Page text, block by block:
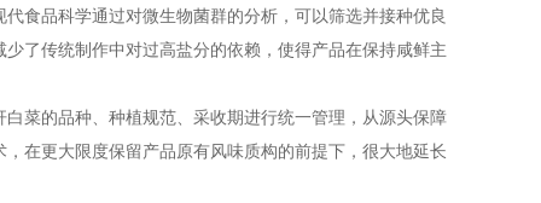
食品科学通过对微生物菌群的分析，可以筛选并接种优良
了传统制作中对过高盐分的依赖，使得产品在保持咸鲜主
的品种、种植规范、采收期进行统一管理，从源头保障
在更大限度保留产品原有风味质构的前提下，很大地延长